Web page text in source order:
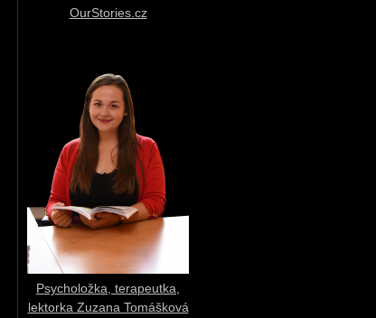
OurStories.cz
Psycholožka, terapeutka,
lektorka Zuzana Tomášková